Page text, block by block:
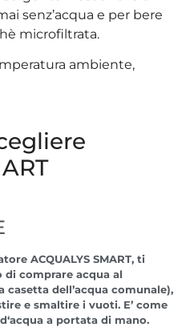
senz’acqua e per bere
microfiltrata.
ambiente,
ACQUALYS SMART, ti
di comprare acqua al
casetta dell’acqua comunale),
e smaltire i vuoti. E’ come
a portata di mano.